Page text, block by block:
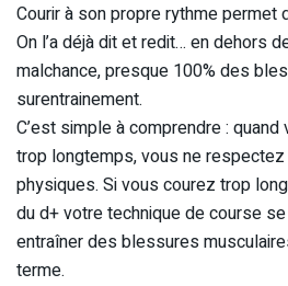
Courir à son propre rythme permet
On l’a déjà dit et redit… en dehors
malchance, presque 100% des
surentrainement.
C’est simple à comprendre :
trop longtemps, vous ne
physiques. Si vous courez trop
du d+ votre technique de course
entraîner des blessures
terme.